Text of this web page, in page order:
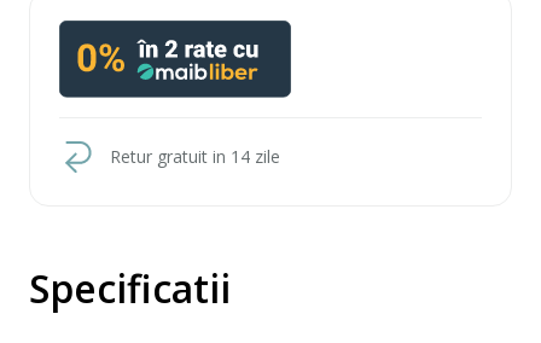
Retur gratuit in 14 zile
Specificatii